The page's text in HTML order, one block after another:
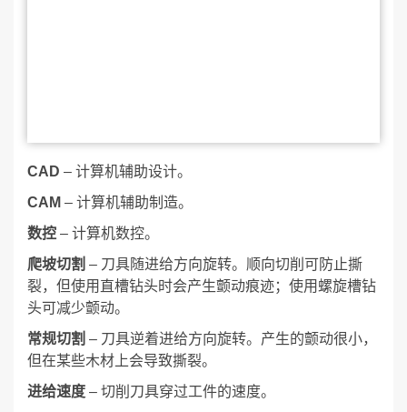
CAD – 计算机辅助设计。
CAM – 计算机辅助制造。
数控 – 计算机数控。
爬坡切割 – 刀具随进给方向旋转。顺向切削可防止撕
裂，但使用直槽钻头时会产生颤动痕迹；使用螺旋槽钻
头可减少颤动。
常规切割 – 刀具逆着进给方向旋转。产生的颤动很小，
但在某些木材上会导致撕裂。
进给速度 – 切削刀具穿过工件的速度。